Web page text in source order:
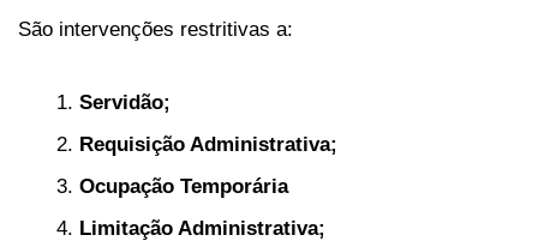
São intervenções restritivas a:
Servidão;
Requisição Administrativa;
Ocupação Temporária
Limitação Administrativa;